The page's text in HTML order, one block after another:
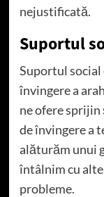
nejustificată.
Suportul
Suportul social
învingere a
ne ofere
de învingere a
alăturăm unui
întâlnim cu alte
probleme.